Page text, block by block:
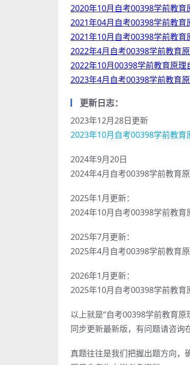
2020年10月自考00398学前教育
2021年04月自考00398学前教育
2021年10月自考00398学前教育
2022年4月自考00398学前教育
2022年10月00398学前教育原理
2023年4月自考00398学前教育
更新日志：
2023年12月28日更新
2023年10月自考00398学前教育
2024年9月20日
2024年4月自考00398学前教育
2025年1月更新：
2024年10月自考00398学前教
2025年7月更新：
2025年4月自考00398学前教育
2026年1月更新：
2025年10月自考00398学前教
以上就是“自考00398学前教育
同步更新最新版，有问题请咨询
真题往往是我们把握出题方向，